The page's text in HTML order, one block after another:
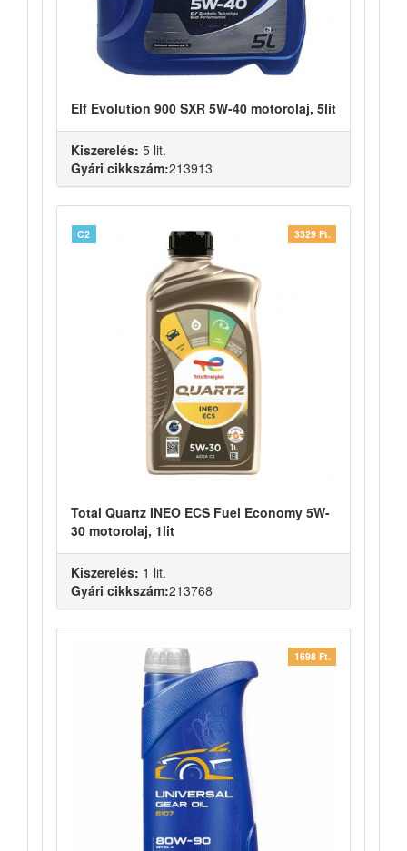
Elf Evolution 900 SXR 5W-40 motorolaj, 5lit
Kiszerelés: 5 lit.
Gyári cikkszám:213913
Total Quartz INEO ECS Fuel Economy 5W-
30 motorolaj, 1lit
3329 Ft.
C2
Kiszerelés: 1 lit.
Gyári cikkszám:213768
1698 Ft.